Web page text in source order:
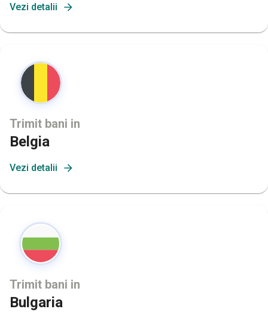
Vezi detalii
Trimit bani in
Belgia
Vezi detalii
Trimit bani in
Bulgaria